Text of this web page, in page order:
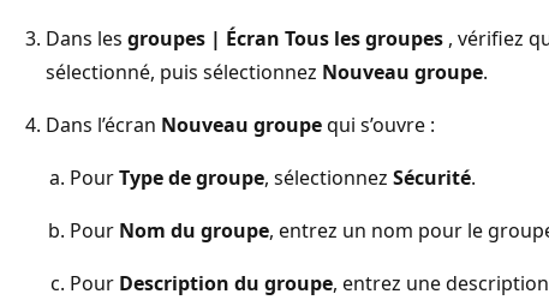
Dans les groupes | Écran Tous les groupes , vérifiez
sélectionné, puis sélectionnez Nouveau groupe.
Dans l’écran Nouveau groupequi s’ouvre :
PourType de groupe, sélectionnez Sécurité.
Pour Nom du groupe, entrez un nom pour le
Pour Description du groupe, entrez une